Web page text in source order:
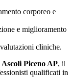
corporeo e
e miglioramento
cliniche.
Piceno AP, il
qualificati in